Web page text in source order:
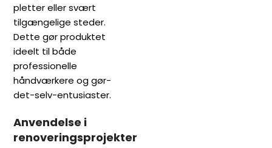
pletter eller svært
tilgængelige steder.
Dette gør produktet
ideelt til både
professionelle
håndværkere og gør-
det-selv-entusiaster.
Anvendelse i
renoveringsprojekter